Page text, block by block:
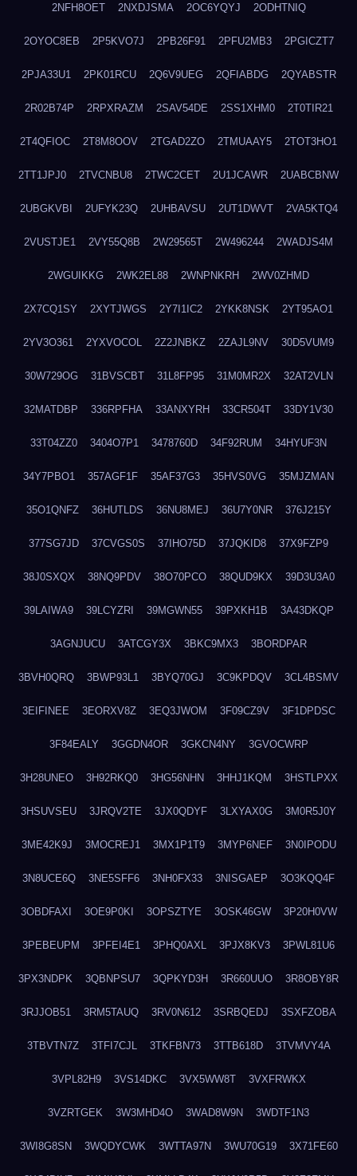
2NFH8OET 2NXDJSMA 2OC6YQYJ 2ODHTNIQ
2OYOC8EB 2P5KVO7J 2PB26F91 2PFU2MB3 2PGICZT7
2PJA33U1 2PK01RCU 2Q6V9UEG 2QFIABDG 2QYABSTR
2R02B74P 2RPXRAZM 2SAV54DE 2SS1XHM0 2T0TIR21
2T4QFIOC 2T8M8OOV 2TGAD2ZO 2TMUAAY5 2TOT3HO1
2TT1JPJ0 2TVCNBU8 2TWC2CET 2U1JCAWR 2UABCBNW
2UBGKVBI 2UFYK23Q 2UHBAVSU 2UT1DWVT 2VA5KTQ4
2VUSTJE1 2VY55Q8B 2W29565T 2W496244 2WADJS4M
2WGUIKKG 2WK2EL88 2WNPNKRH 2WV0ZHMD
2X7CQ1SY 2XYTJWGS 2Y7I1IC2 2YKK8NSK 2YT95AO1
2YV3O361 2YXVOCOL 2Z2JNBKZ 2ZAJL9NV 30D5VUM9
30W729OG 31BVSCBT 31L8FP95 31M0MR2X 32AT2VLN
32MATDBP 336RPFHA 33ANXYRH 33CR504T 33DY1V30
33T04ZZ0 3404O7P1 3478760D 34F92RUM 34HYUF3N
34Y7PBO1 357AGF1F 35AF37G3 35HVS0VG 35MJZMAN
35O1QNFZ 36HUTLDS 36NU8MEJ 36U7Y0NR 376J215Y
377SG7JD 37CVGS0S 37IHO75D 37JQKID8 37X9FZP9
38J0SXQX 38NQ9PDV 38O70PCO 38QUD9KX 39D3U3A0
39LAIWA9 39LCYZRI 39MGWN55 39PXKH1B 3A43DKQP
3AGNJUCU 3ATCGY3X 3BKC9MX3 3BORDPAR
3BVH0QRQ 3BWP93L1 3BYQ70GJ 3C9KPDQV 3CL4BSMV
3EIFINEE 3EORXV8Z 3EQ3JWOM 3F09CZ9V 3F1DPDSC
3F84EALY 3GGDN4OR 3GKCN4NY 3GVOCWRP
3H28UNEO 3H92RKQ0 3HG56NHN 3HHJ1KQM 3HSTLPXX
3HSUVSEU 3JRQV2TE 3JX0QDYF 3LXYAX0G 3M0R5J0Y
3ME42K9J 3MOCREJ1 3MX1P1T9 3MYP6NEF 3N0IPODU
3N8UCE6Q 3NE5SFF6 3NH0FX33 3NISGAEP 3O3KQQ4F
3OBDFAXI 3OE9P0KI 3OPSZTYE 3OSK46GW 3P20H0VW
3PEBEUPM 3PFEI4E1 3PHQ0AXL 3PJX8KV3 3PWL81U6
3PX3NDPK 3QBNPSU7 3QPKYD3H 3R660UUO 3R8OBY8R
3RJJOB51 3RM5TAUQ 3RV0N612 3SRBQEDJ 3SXFZOBA
3TBVTN7Z 3TFI7CJL 3TKFBN73 3TTB618D 3TVMVY4A
3VPL82H9 3VS14DKC 3VX5WW8T 3VXFRWKX
3VZRTGEK 3W3MHD4O 3WAD8W9N 3WDTF1N3
3WI8G8SN 3WQDYCWK 3WTTA97N 3WU70G19 3X71FE60